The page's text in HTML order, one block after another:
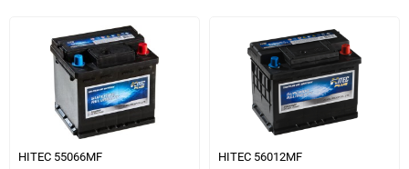
HITEC 55066MF HITEC 56012MF